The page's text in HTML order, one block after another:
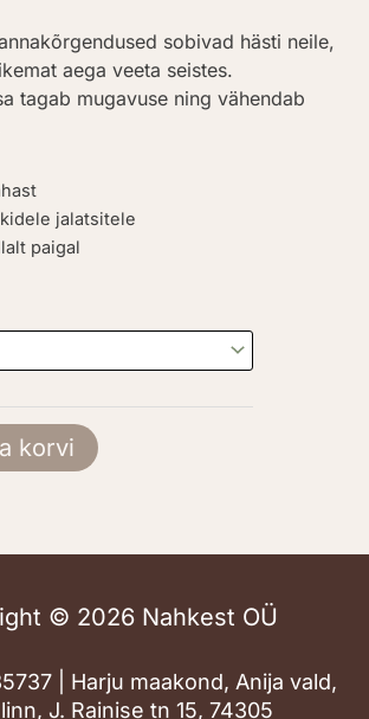
sobivad hästi neile,
aega veeta seistes.
tagab mugavuse ning vähendab
jalatsitele
paigal
korvi
© 2026 Nahkest OÜ
| Harju maakond, Anija vald,
J. Rainise tn 15, 74305